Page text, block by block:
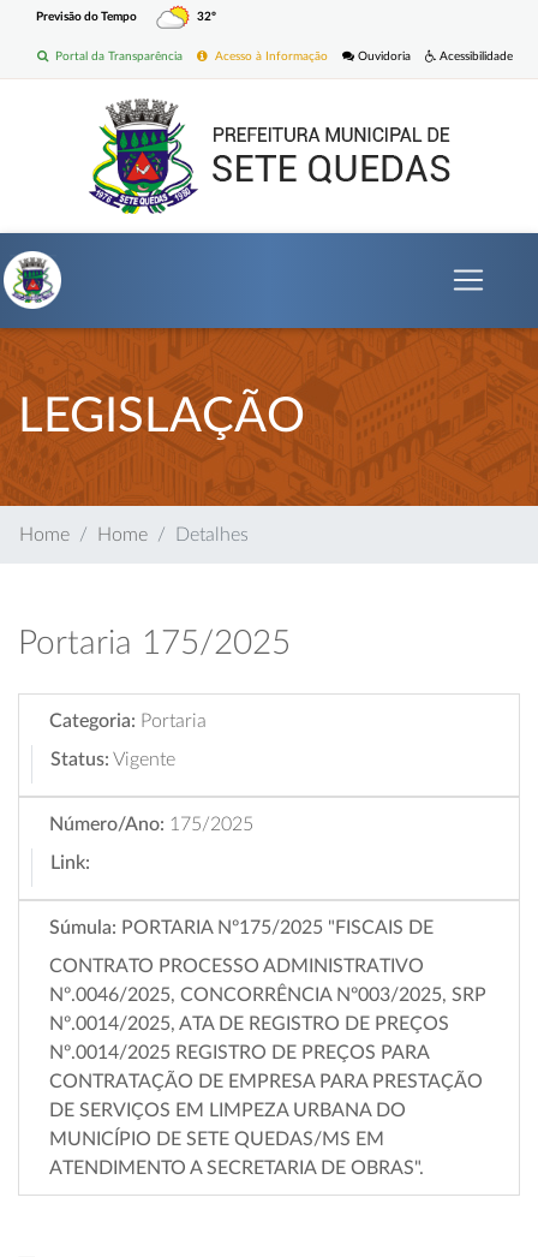
Previsão do Tempo 32º
Acessibilidade
Ouvidoria
Acesso à Informação
Portal da Transparência
LEGISLAÇÃO
Home Home Detalhes
Portaria 175/2025
Categoria: Portaria
Status: Vigente
Número/Ano: 175/2025
Link:
Súmula: PORTARIA Nº175/2025 "FISCAIS DE
CONTRATO PROCESSO ADMINISTRATIVO
Nº.0046/2025, CONCORRÊNCIA Nº003/2025, SRP
Nº.0014/2025, ATA DE REGISTRO DE PREÇOS
Nº.0014/2025 REGISTRO DE PREÇOS PARA
CONTRATAÇÃO DE EMPRESA PARA PRESTAÇÃO
DE SERVIÇOS EM LIMPEZA URBANA DO
MUNICÍPIO DE SETE QUEDAS/MS EM
ATENDIMENTO A SECRETARIA DE OBRAS".